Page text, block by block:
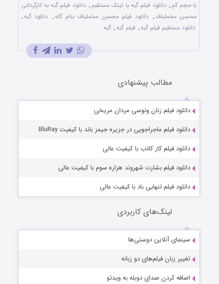
با حجم کم , دانلود فیلم گبه با لینک مستقیم , دانلود فیلم گبه به کارگردانی
محسن مخملباف , دانلود فیلم محسن مخملباف بنام گله, دانلود گبه,
دانلود مستقیم فیلم گبه, فیلم گبه, گبه
مطالب پیشنهادی
دانلود فیلم زنان ونوسی مردان مریخی
دانلود فیلم ماجراجویی در جزیره جیمز باند با کیفیت BluRay
دانلود فیلم کار کاذب با کیفیت عالی
دانلود فیلم بشارت شهروند هزاره سوم با کیفیت عالی
دانلود فیلم تنهایی باد با کیفیت عالی
لینک‌های کاربردی
سینمای آنلاین دوستی‌ها
تغییر زبان فیلم‌های دو زبانه
اضافه کردن صدای دوبله به ویدئو